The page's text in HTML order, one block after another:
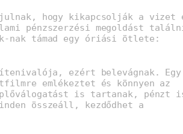
hogy kikapcsolják a vizet
pénzszerzési megoldást
nak támad egy óriási ötlete:
ezért belevágnak. Egy
emlékeztet és könnyen az
is tartanak, pénzt
összeáll, kezdődhet a